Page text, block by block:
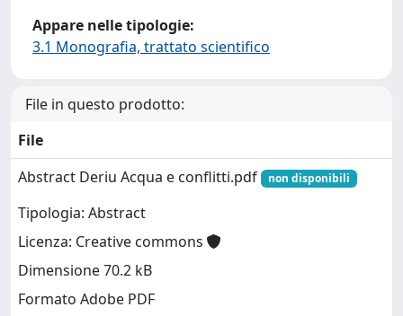
Appare nelle tipologie:
3.1 Monografia, trattato scientifico
File in questo prodotto:
File
Abstract Deriu Acqua e conflitti.pdf
non disponibili
Tipologia: Abstract
Licenza: Creative commons
Dimensione 70.2 kB
Formato Adobe PDF